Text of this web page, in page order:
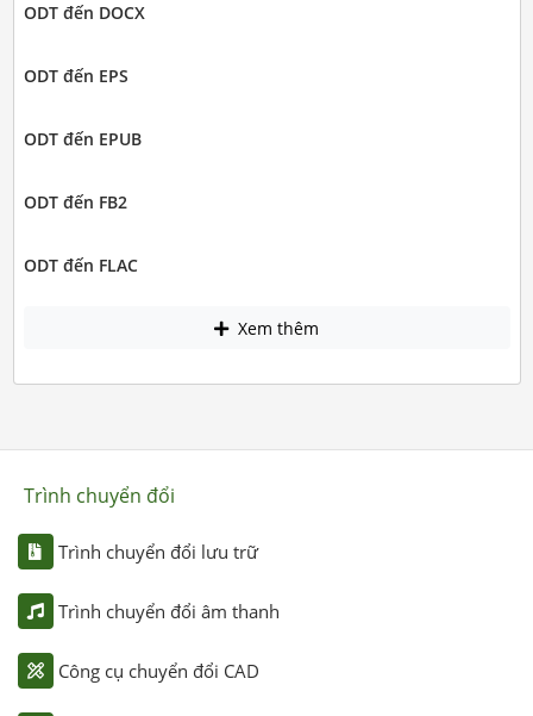
ODT đến DOCX
ODT đến EPS
ODT đến EPUB
ODT đến FB2
ODT đến FLAC
Xem thêm
Trình chuyển đổi
Trình chuyển đổi lưu trữ
Trình chuyển đổi âm thanh
Công cụ chuyển đổi CAD